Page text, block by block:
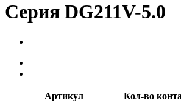
Серия DG211V-5.0
Артикул Кол-во